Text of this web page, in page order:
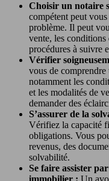
Choisir un notaire
compétent peut
problème. Il peut
vente, les conditions
procédures à suivre
Vérifier
vous de comprendre
notamment les
et les modalités de
demander des
S’assurer de la
Vérifiez la capacité
obligations. Vous
revenus, des
solvabilité.
Se faire assister